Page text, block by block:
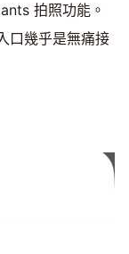
拍照功能。
口幾乎是無痛接